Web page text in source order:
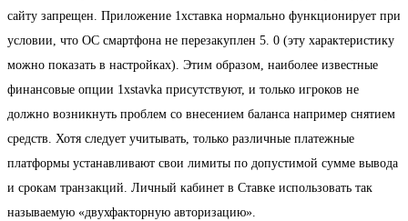
сайту запрещен. Приложение 1хставка нормально функционирует при
условии, что ОС смартфона не перезакуплен 5. 0 (эту характеристику
можно показать в настройках). Этим образом, наиболее известные
финансовые опции 1xstavka присутствуют, и только игроков не
должно возникнуть проблем со внесением баланса например снятием
средств. Хотя следует учитывать, только различные платежные
платформы устанавливают свои лимиты по допустимой сумме вывода
и срокам транзакций. Личный кабинет в Ставке использовать так
называемую «двухфакторную авторизацию».